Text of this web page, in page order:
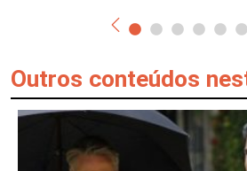
Outros conteúdos